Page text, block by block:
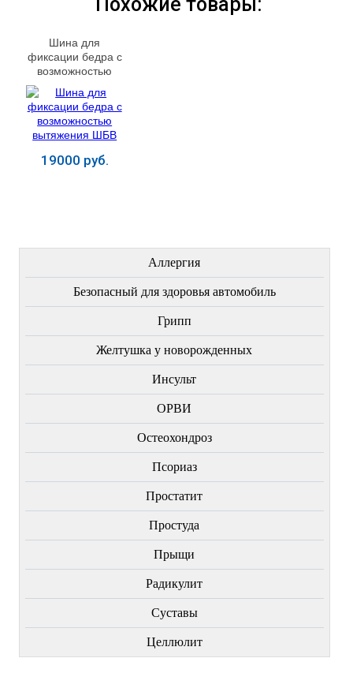
Шина для
фиксации бедра с
возможностью
вытяжения ШБВ
19000 руб.
Аллергия
Безопасный для здоровья автомобиль
Грипп
Желтушка у новорожденных
Инсульт
ОРВИ
Остеохондроз
Пcориаз
Простатит
Простуда
Прыщи
Радикулит
Суставы
Целлюлит